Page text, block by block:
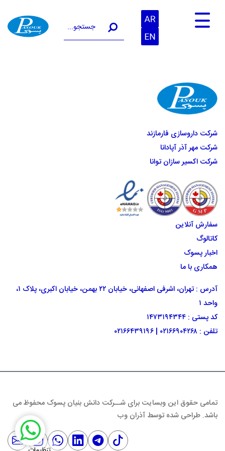
جستجو در سایت
شرکت داروسازی فارمازند
شرکت مهر آذر آپادانا
شرکت اکسیر سازان توانا
سفارش آنلاین
کاتالوگ
اخبار پسوک
همکاری با ما
آدرس : تهران، اشرفی اصفهانی، خیابان ۲۲ بهمن، خیابان اکبری، پلاک ۱،
واحد ۱
کد پستی : ۱۴۷۳۱۹۴۳۴۴
تلفن : ۰۲۱۶۶۹۰۴۲۶۸ | ۰۲۱۶۶۴۳۹۱۹۶
تمامی حقوق این وبسایت برای شــرکت دانش بنیان پسوک محفوظ می
باشد. طراحی شده توسط آذران وب